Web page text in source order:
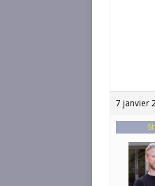
7 janvier